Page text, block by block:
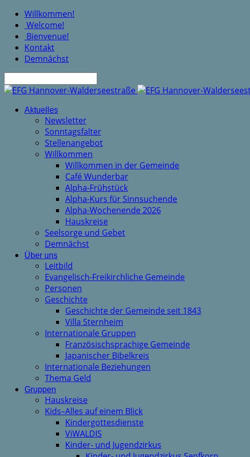
Willkommen!
Welcome!
Bienvenue!
Kontakt
Demnächst
Aktuelles
Newsletter
Sonntagsfalter
Stellenangebot
Willkommen
Willkommen in der Gemeinde
Café Wunderbar
Alpha-Frühstück
Alpha-Kurs für Sinnsuchende
Alpha-Wochenende 2026
Hauskreise
Seelsorge und Gebet
Demnächst
Über uns
Leitbild
Evangelisch-Freikirchliche Gemeinde
Personen
Geschichte
Geschichte der Gemeinde seit 1843
Villa Sternheim
Internationale Gruppen
Französischsprachige Gemeinde
Japanischer Bibelkreis
Internationale Beziehungen
Thema Geld
Gruppen
Hauskreise
Kids–Alles auf einem Blick
Kindergottesdienste
ViWALDIS
Kinder- und Jugendzirkus